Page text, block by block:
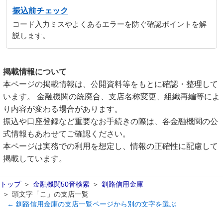
振込前チェック
コード入力ミスやよくあるエラーを防ぐ確認ポイントを解
説します。
掲載情報について
本ページの掲載情報は、公開資料等をもとに確認・整理して
います。 金融機関の統廃合、支店名称変更、組織再編等によ
り内容が変わる場合があります。
振込や口座登録など重要なお手続きの際は、各金融機関の公
式情報もあわせてご確認ください。
本ページは実務での利用を想定し、情報の正確性に配慮して
掲載しています。
トップ 金融機関50音検索
釧路信用金庫
頭文字「こ」の支店一覧
← 釧路信用金庫の支店一覧ページから別の文字を選ぶ